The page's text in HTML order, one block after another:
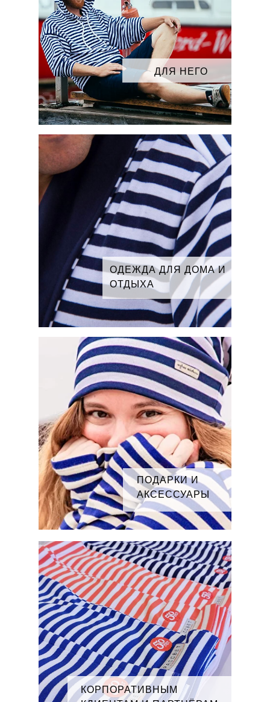
ДЛЯ НЕГО
ОДЕЖДА ДЛЯ ДОМА И
ОТДЫХА
КОРПОРАТИВНЫМ
ПОДАРКИ И
АКСЕССУАРЫ